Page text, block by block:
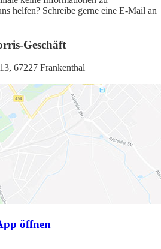
helfen? Schreibe gerne eine E-Mail an
Geschäft
67227 Frankenthal
öffnen